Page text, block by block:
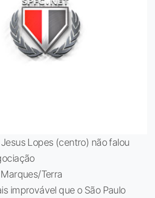
Lopes (centro) não falou
Terra
improvável que o São Paulo